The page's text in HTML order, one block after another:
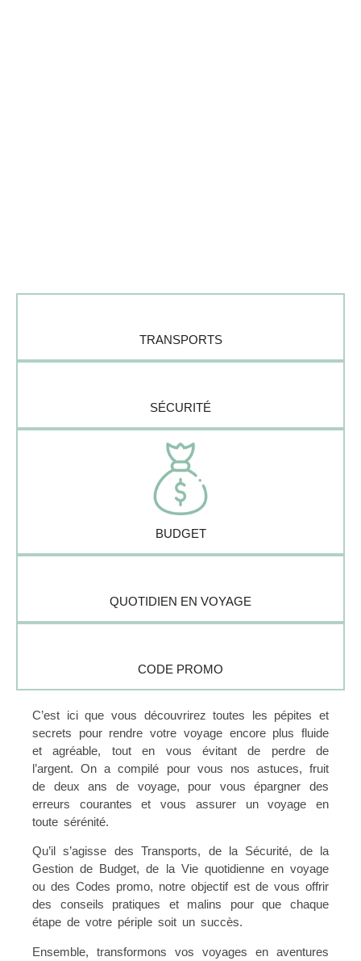
TRANSPORTS
SÉCURITÉ
BUDGET
QUOTIDIEN EN VOYAGE
CODE PROMO
C’est ici que vous découvrirez toutes les pépites et
secrets pour rendre votre voyage encore plus fluide
et agréable, tout en vous évitant de perdre de
l’argent. On a compilé pour vous nos astuces, fruit
de deux ans de voyage, pour vous épargner des
erreurs courantes et vous assurer un voyage en
toute sérénité.
Qu’il s’agisse des Transports, de la Sécurité, de la
Gestion de Budget, de la Vie quotidienne en voyage
ou des Codes promo, notre objectif est de vous offrir
des conseils pratiques et malins pour que chaque
étape de votre périple soit un succès.
Ensemble, transformons vos voyages en aventures